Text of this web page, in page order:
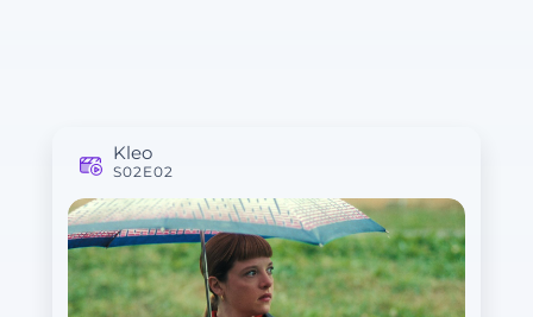
Kleo
S02E02